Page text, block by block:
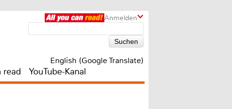
Anmelden
English (Google Translate)
read YouTube-Kanal